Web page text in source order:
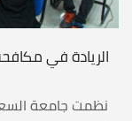
الريادة في
نظمت جامعة